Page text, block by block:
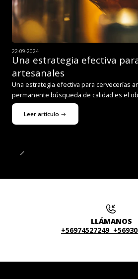
22-09-2024
Una estrategia efectiva
artesanales
Una estrategia efectiva para cervecerías
permanente búsqueda de calidad es el
Leer artículo
LLÁMANOS
+56974527249